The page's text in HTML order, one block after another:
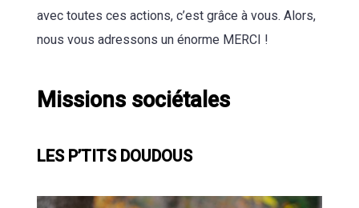
avec toutes ces actions, c’est grâce à vous. Alors,
nous vous adressons un énorme MERCI !
Missions sociétales
LES P’TITS DOUDOUS